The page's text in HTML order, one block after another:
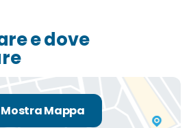
e dove